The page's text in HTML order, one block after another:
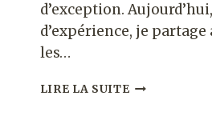
d’exception.
d’expérience, je partage
les…
LIRE LA SUITEPEUT-